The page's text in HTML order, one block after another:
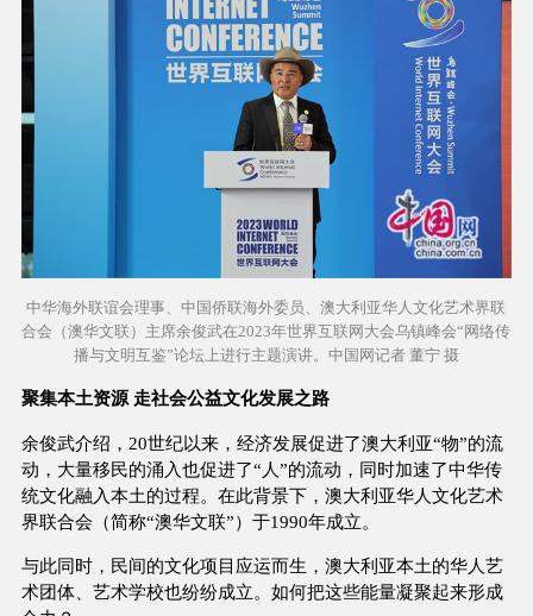
中华海外联谊会理事、中国侨联海外委员、澳大利亚华人文化艺术界联
合会（澳华文联）主席余俊武在2023年世界互联网大会乌镇峰会“网络传
播与文明互鉴”论坛上进行主题演讲。中国网记者 董宁 摄
聚集本土资源 走社会公益文化发展之路
余俊武介绍，20世纪以来，经济发展促进了澳大利亚“物”的流
动，大量移民的涌入也促进了“人”的流动，同时加速了中华传
统文化融入本土的过程。在此背景下，澳大利亚华人文化艺术
界联合会（简称“澳华文联”）于1990年成立。
与此同时，民间的文化项目应运而生，澳大利亚本土的华人艺
术团体、艺术学校也纷纷成立。如何把这些能量凝聚起来形成